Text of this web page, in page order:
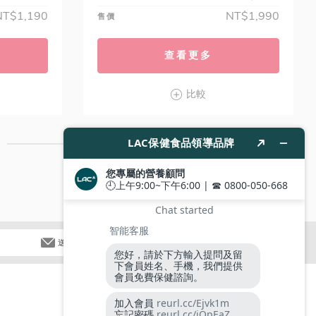
售價 NT$1,990
查看更多
比較
送出
追蹤我們